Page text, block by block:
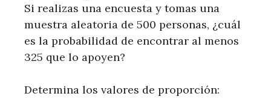
Si realizas una encuesta y tomas una
muestra aleatoria de 500 personas, ¿cuál
es la probabilidad de encontrar al menos
325 que lo apoyen?
Determina los valores de proporción: